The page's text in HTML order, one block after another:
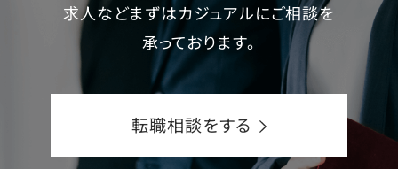
求人などまずはカジュアルにご相談を
承っております。
転職相談をする